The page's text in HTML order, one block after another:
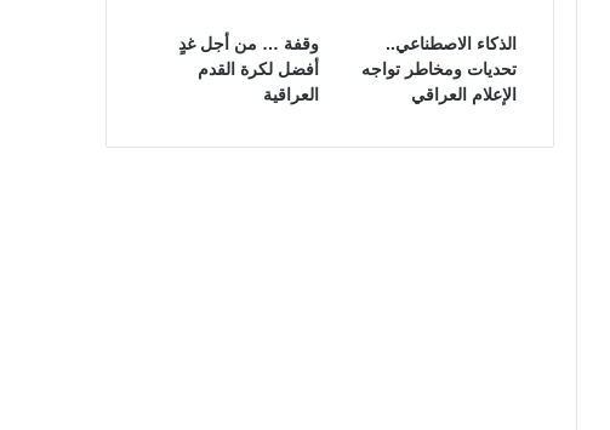
الذكاء الاصطناعي..
تحديات ومخاطر تواجه
الإعلام العراقي
وقفة … من أجل غدٍ
أفضل لكرة القدم
العراقية